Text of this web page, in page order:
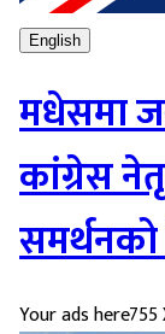
English
मधेसमा
कांग्रेस
समर्थनको
Your ads here755